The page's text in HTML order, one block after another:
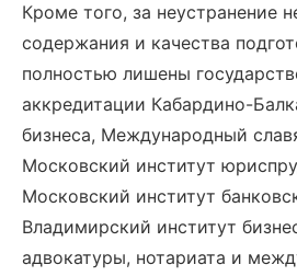
Кроме того, за неустранение
содержания и качества
полностью лишены
аккредитации Кабардино-
бизнеса, Международный
Московский институт
Московский институт
Владимирский институт
адвокатуры, нотариата и